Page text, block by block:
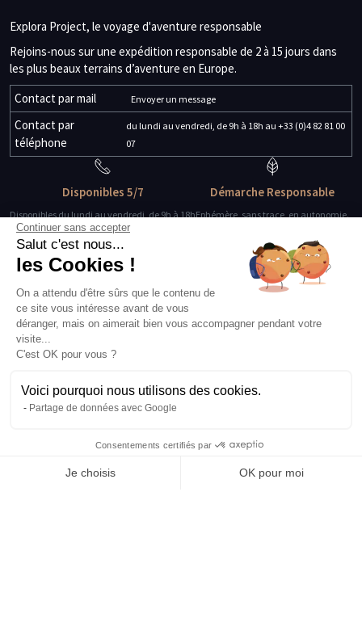
Explora Project, le voyage d'aventure responsable
Rejoins-nous sur une expédition responsable de 2 à 15 jours dans
les plus beaux terrains d’aventure en Europe.
Contact par mail
Envoyer un message
Contact par
téléphone
du lundi au vendredi, de 9h à 18h au +33 (0)4 82 81 00
07
Disponibles 5/7
Disponibles du lundi au vendredi, de 9h à 18h
Des guides-explorateurs
Démarche Responsable
Ephémère, sans trace, en autonomie.
Matériel de qualité
Testé, éprouvé, certifié.
À propos
Conditions générales de vente
Conditions générales d'utilisation
Services
Continuer sans accepter
Salut c'est nous...
les Cookies !
On a attendu d'être sûrs que le contenu de
ce site vous intéresse avant de vous
déranger, mais on aimerait bien vous accompagner pendant votre
visite...
C'est OK pour vous ?
Voici pourquoi nous utilisons des cookies.
Partage de données avec Google
Consentements certifiés par
Je choisis
OK pour moi